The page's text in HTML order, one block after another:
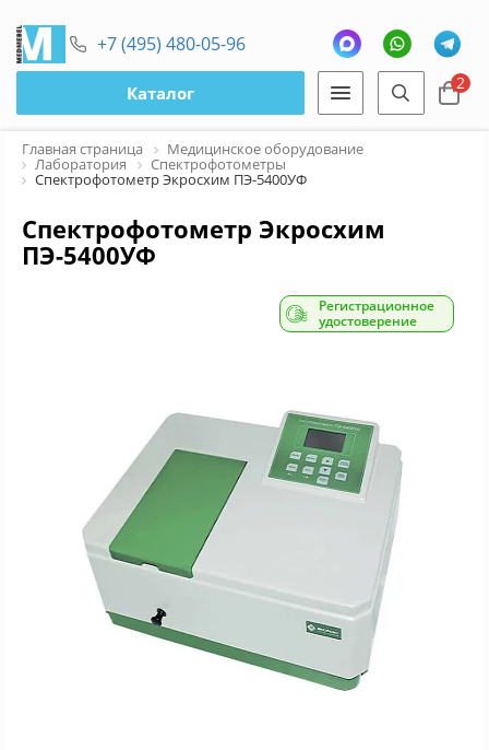
+7 (495) 480-05-96
Каталог 2
Главная страница Медицинское оборудование
Лаборатория Спектрофотометры
Спектрофотометр Экросхим ПЭ-5400УФ
Спектрофотометр Экросхим
ПЭ-5400УФ
Регистрационное
удостоверение